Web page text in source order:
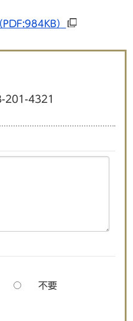
PDF:984KB）
201-4321
不要